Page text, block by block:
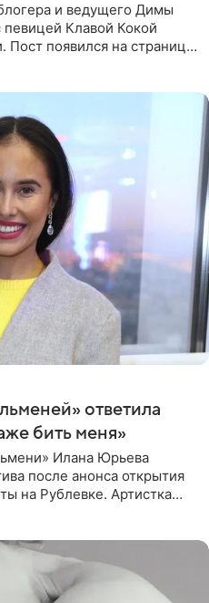
и ведущего Димы
певицей Клавой Кокой
Пост появился на странице
ответила
бить меня»
Илана Юрьева
после анонса открытия
на Рублевке. Артистка